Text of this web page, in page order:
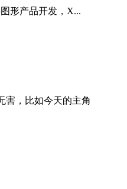
形产品开发，X...
害，比如今天的主角